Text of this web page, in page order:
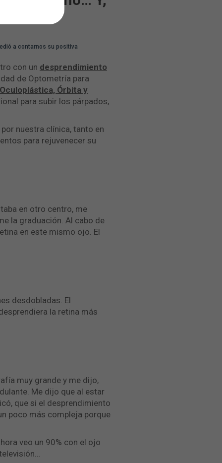
a contarnos su positiva
con un desprendimiento
de Optometría para
Órbita y
para subir los párpados,
nuestra clínica, tanto en
para rejuvenecer su
en otro centro, me
la graduación. Al cabo de
en este mismo ojo. El
desdobladas. El
la retina más
muy grande y me dijo,
Me dijo que al estar
que si el desprendimiento
poco más compleja porque
veo un 90% con el ojo